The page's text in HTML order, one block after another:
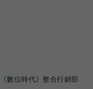
《數位時代》整合行銷部